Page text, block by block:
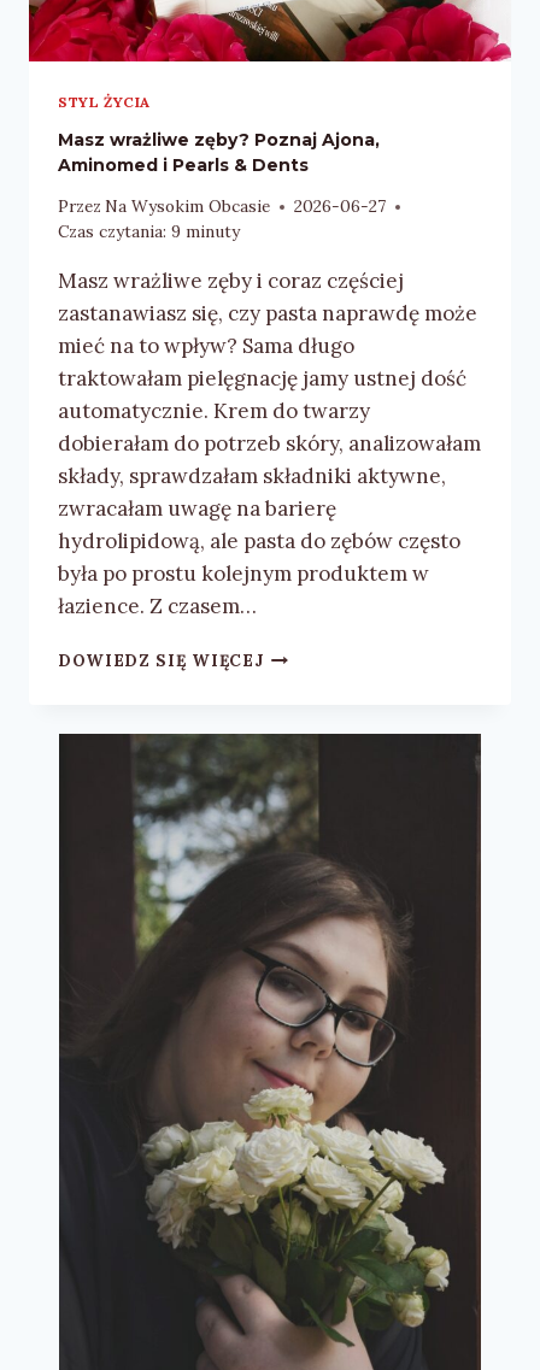
STYL ŻYCIA
Masz wrażliwe zęby? Poznaj Ajona,
Aminomed i Pearls & Dents
Przez Na Wysokim Obcasie
2026-06-27
Czas czytania: 9 minuty
Masz wrażliwe zęby i coraz częściej
zastanawiasz się, czy pasta naprawdę może
mieć na to wpływ? Sama długo
traktowałam pielęgnację jamy ustnej dość
automatycznie. Krem do twarzy
dobierałam do potrzeb skóry, analizowałam
składy, sprawdzałam składniki aktywne,
zwracałam uwagę na barierę
hydrolipidową, ale pasta do zębów często
była po prostu kolejnym produktem w
łazience. Z czasem…
DOWIEDZ SIĘ WIĘCEJMASZ
POZNAJ
AJONA,
AMINOMED
I
PEARLS
DENTS